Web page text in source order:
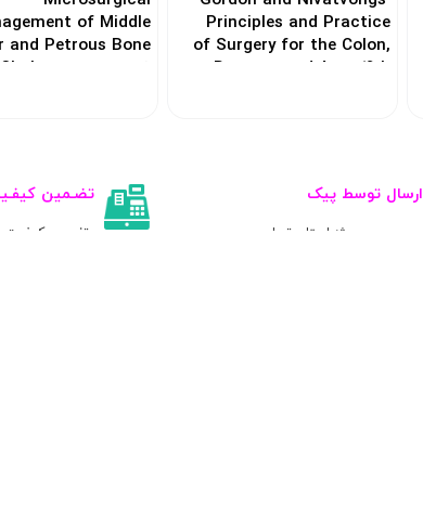
Principles and Practice
of Surgery for the Colon,
Rectum, and Anus 4th
of Middle
and Petrous Bone
Cholesteatoma2019
ارسال توسط پیک
ویژه استان تهران
تضـمین
تضمین کیفیت